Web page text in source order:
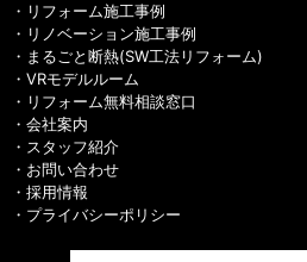
リフォーム施工事例
リノベーション施工事例
まるごと断熱(SW工法リフォーム)
VRモデルルーム
リフォーム無料相談窓口
会社案内
スタッフ紹介
お問い合わせ
採用情報
プライバシーポリシー